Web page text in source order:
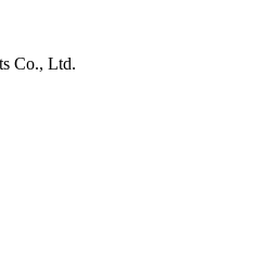
Co., Ltd.